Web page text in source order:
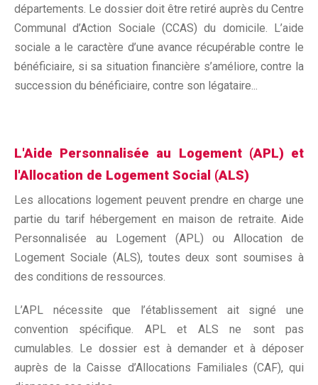
départements. Le dossier doit être retiré auprès du Centre
Communal d’Action Sociale (CCAS) du domicile. L’aide
sociale a le caractère d’une avance récupérable contre le
bénéficiaire, si sa situation financière s’améliore, contre la
succession du bénéficiaire, contre son légataire...
L'Aide Personnalisée au Logement (APL) et
l'Allocation de Logement Social (ALS)
Les allocations logement peuvent prendre en charge une
partie du tarif hébergement en maison de retraite. Aide
Personnalisée au Logement (APL) ou Allocation de
Logement Sociale (ALS), toutes deux sont soumises à
des conditions de ressources.
L’APL nécessite que l’établissement ait signé une
convention spécifique. APL et ALS ne sont pas
cumulables. Le dossier est à demander et à déposer
auprès de la Caisse d’Allocations Familiales (CAF), qui